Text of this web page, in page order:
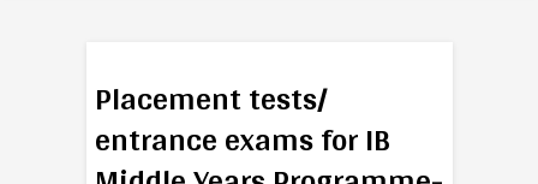
Placement tests/
entrance exams for IB